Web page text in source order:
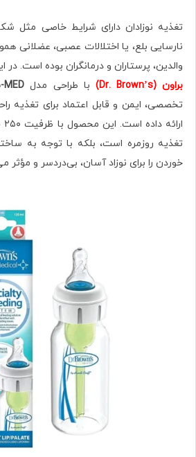
نارسایی بلع، یا اختلالات عصبی، عضلانی
والدین، پرستاران و درمانگران بوده است. در
براون (Dr. Brown’s)
با طراحی مدل MED
تخصصی، ایمن و قابل اعتماد برای تغذیه
تغذیه روزمره است، بلکه با توجه به
خوردن را برای نوزاد آسان، بی‌دردسر و مؤثر